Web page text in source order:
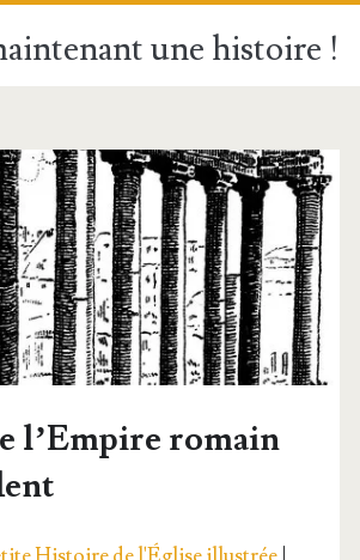
une histoire !
l’Empire romain